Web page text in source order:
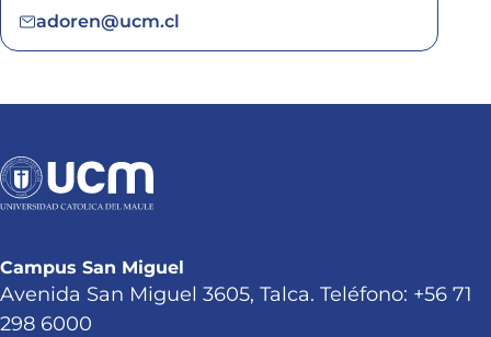
adoren@ucm.cl
Campus San Miguel
Avenida San Miguel 3605, Talca. Teléfono: +56 71
298 6000